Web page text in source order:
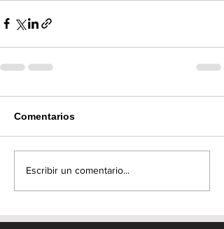
Comentarios
Escribir un comentario...